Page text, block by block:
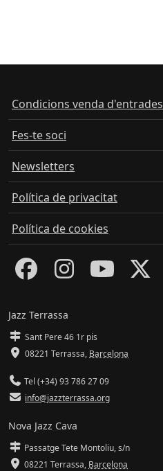
Condicions venda d'entrades
Fes-te soci
Newsletters
Política de privacitat
Política de cookies
Jazz Terrassa
Sant Pere 46 1r pis
08221 Terrassa, Barcelona
Tel (+34) 93 786 27 09
info@jazzterrassa.org
Nova Jazz Cava
Passatge Tete Montoliu, s/n
08221 Terrassa, Barcelona